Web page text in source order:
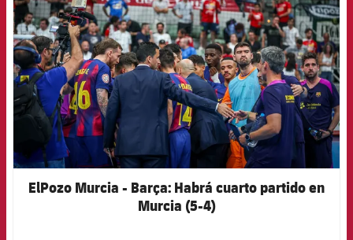
ElPozo Murcia - Barça: Habrá cuarto partido en
Murcia (5-4)